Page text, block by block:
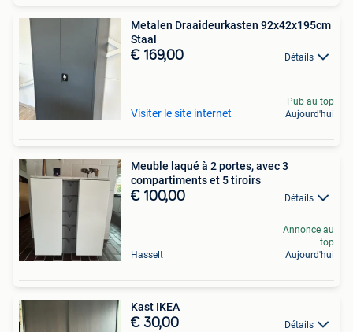
Metalen Draaideurkasten 92x42x195cm
Staal
€ 169,00 Détails
Visiter le site internet
Pub au top
Aujourd'hui
Meuble laqué à 2 portes, avec 3
compartiments et 5 tiroirs
€ 100,00 Détails
Hasselt
Annonce au
top
Aujourd'hui
Kast IKEA
€ 30,00 Détails